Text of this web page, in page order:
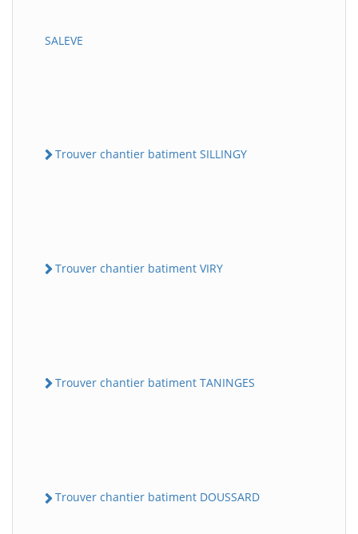
SALEVE
Trouver chantier batiment SILLINGY
Trouver chantier batiment VIRY
Trouver chantier batiment TANINGES
Trouver chantier batiment DOUSSARD